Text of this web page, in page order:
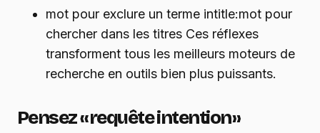
mot pour exclure un terme intitle:mot pour
chercher dans les titres Ces réflexes
transforment tous les meilleurs moteurs de
recherche en outils bien plus puissants.
Pensez « requête intention »